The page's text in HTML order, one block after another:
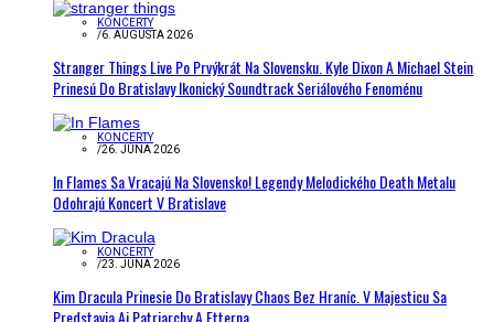
KONCERTY
/6. AUGUSTA 2026
Stranger Things Live Po Prvýkrát Na Slovensku. Kyle Dixon A Michael Stein
Prinesú Do Bratislavy Ikonický Soundtrack Seriálového Fenoménu
KONCERTY
/26. JÚNA 2026
In Flames Sa Vracajú Na Slovensko! Legendy Melodického Death Metalu
Odohrajú Koncert V Bratislave
KONCERTY
/23. JÚNA 2026
Kim Dracula Prinesie Do Bratislavy Chaos Bez Hraníc. V Majesticu Sa
Predstavia Aj Patriarchy A Etterna